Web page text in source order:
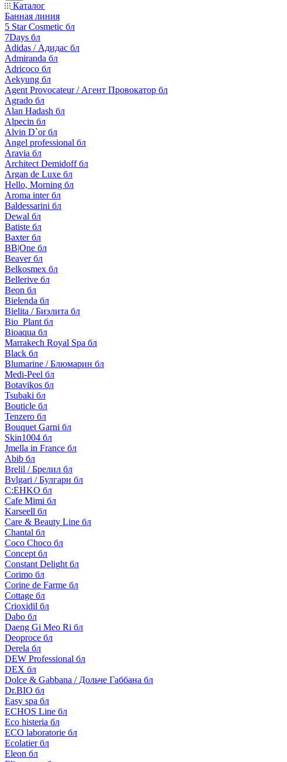
Каталог
Банная линия
5 Star Cosmetic бл
7Days бл
Adidas / Адидас бл
Admiranda бл
Adricoco бл
Aekyung бл
Agent Provocateur / Агент Провокатор бл
Agrado бл
Alan Hadash бл
Alpecin бл
Alvin D`or бл
Angel professional бл
Aravia бл
Architect Demidoff бл
Argan de Luxe бл
Hello, Morning бл
Aroma inter бл
Baldessarini бл
Dewal бл
Batiste бл
Baxter бл
BB|One бл
Beaver бл
Belkosmex бл
Bellerive бл
Beon бл
Bielenda бл
Bielita / Биэлита бл
Bio_Plant бл
Bioaqua бл
Marrakech Royal Spa бл
Black бл
Blumarine / Блюмарин бл
Medi-Peel бл
Botavikos бл
Tsubaki бл
Bouticle бл
Tenzero бл
Bouquet Garni бл
Skin1004 бл
Jmella in France бл
Abib бл
Brelil / Брелил бл
Bvlgari / Булгари бл
C:EHKO бл
Cafe Mimi бл
Karseell бл
Care & Beauty Line бл
Chantal бл
Coco Choco бл
Concept бл
Constant Delight бл
Corimo бл
Corine de Farme бл
Cottage бл
Crioxidil бл
Dabo бл
Daeng Gi Meo Ri бл
Deoproce бл
Derela бл
DEW Professional бл
DEX бл
Dolce & Gabbana / Дольче Габбана бл
Dr.BIO бл
Easy spa бл
ECHOS Line бл
Eco histeria бл
ECO laboratorie бл
Ecolatier бл
Eleon бл